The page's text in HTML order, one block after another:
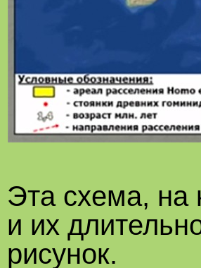
Эта схема, на
и их
рисунок.